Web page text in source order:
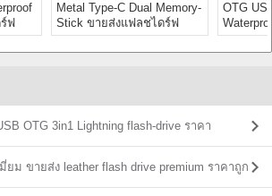
ฟ
Metal Type-C Dual Memory-
Stick ขายส่งแฟลชไดร์ฟ
Premium
OTG
OTG 3in1 Lightning flash-drive ราคา
ม ขายส่ง leather flash drive premium ราคาถูก